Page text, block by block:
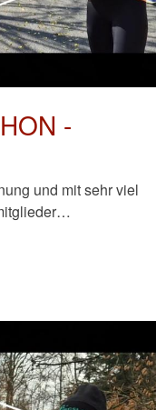
-
und mit sehr viel